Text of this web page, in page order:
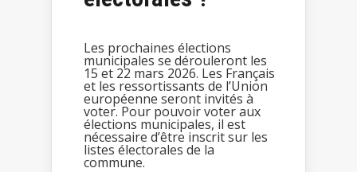
Les prochaines élections
municipales se dérouleront les
15 et 22 mars 2026. Les Français
et les ressortissants de l’Union
européenne seront invités à
voter. Pour pouvoir voter aux
élections municipales, il est
nécessaire d’être inscrit sur les
listes électorales de la
commune.